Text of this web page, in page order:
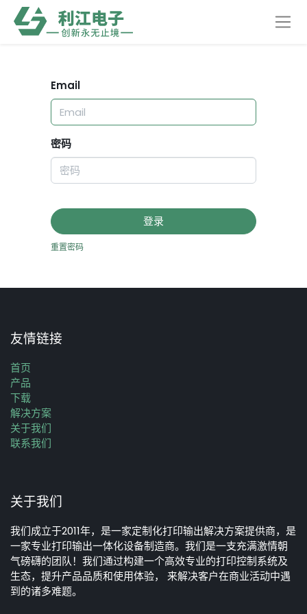
Email
密码
登录
重置密码
友情链接
首页
产品
下载
解决方案
关于我们
联系我们
关于我们
我们成立于2011年，是一家定制化打印输出解决方案提供商，是
一家专业打印输出一体化设备制造商。我们是一支充满激情朝
气磅礴的团队！我们通过构建一个高效专业的打印控制系统及
生态，提升产品品质和使用体验， 来解决客户在商业活动中遇
到的诸多难题。